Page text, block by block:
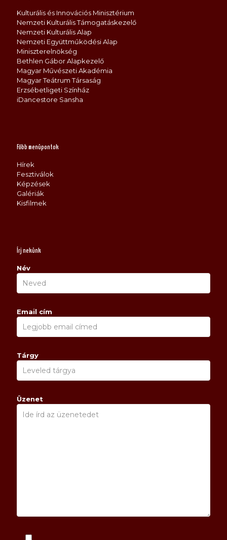
Kulturális és Innovációs Minisztérium
Nemzeti Kulturális Támogatáskezelő
Nemzeti Kulturális Alap
Nemzeti Együttműködési Alap
Miniszterelnökség
Bethlen Gábor Alapkezelő
Magyar Művészeti Akadémia
Magyar Teátrum Társaság
Erzsébetligeti Színház
iDancestore Sansha
Főbb menüpontok
Hírek
Fesztiválok
Képzések
Galériák
Kisfilmek
Írj nekünk
Név
Email cím
Tárgy
Üzenet